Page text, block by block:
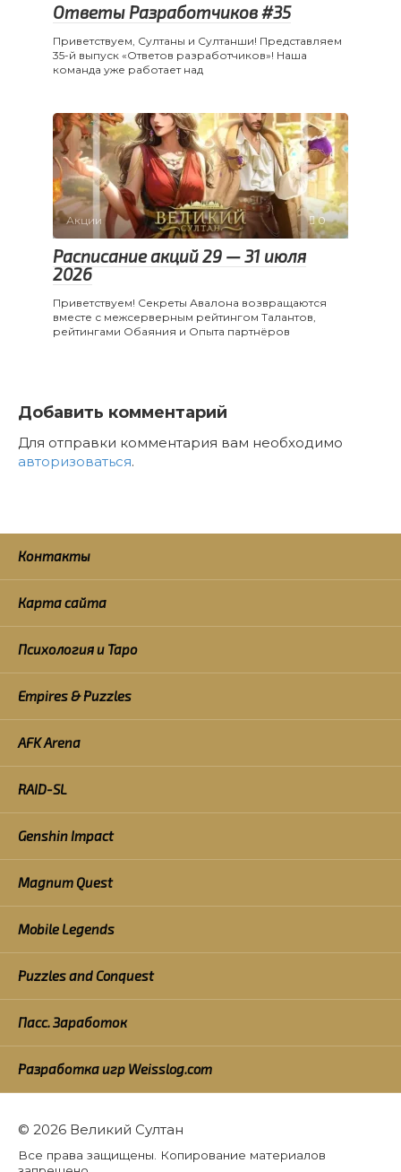
Ответы Разработчиков #35
Приветствуем, Султаны и Султанши! Представляем
35-й выпуск «Ответов разработчиков»! Наша
команда уже работает над
Акции 0
Расписание акций 29 — 31 июля
2026
Приветствуем! Секреты Авалона возвращаются
вместе с межсерверным рейтингом Талантов,
рейтингами Обаяния и Опыта партнёров
Добавить комментарий
Для отправки комментария вам необходимо
авторизоваться.
Контакты
Карта сайта
Психология и Таро
Empires & Puzzles
AFK Arena
RAID-SL
Genshin Impact
Magnum Quest
Mobile Legends
Puzzles and Conquest
Пасс. Заработок
Разработка игр Weisslog.com
© 2026 Великий Султан
Все права защищены. Копирование материалов